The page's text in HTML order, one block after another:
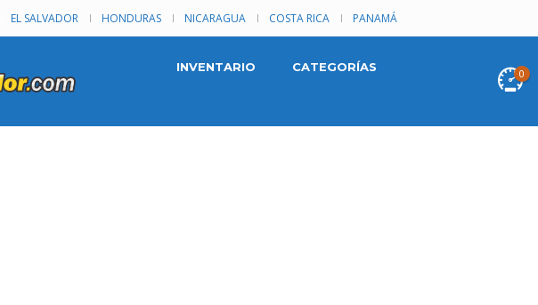
EL SALVADOR HONDURAS NICARAGUA COSTA RICA PANAMÁ
0
INVENTARIO CATEGORÍAS